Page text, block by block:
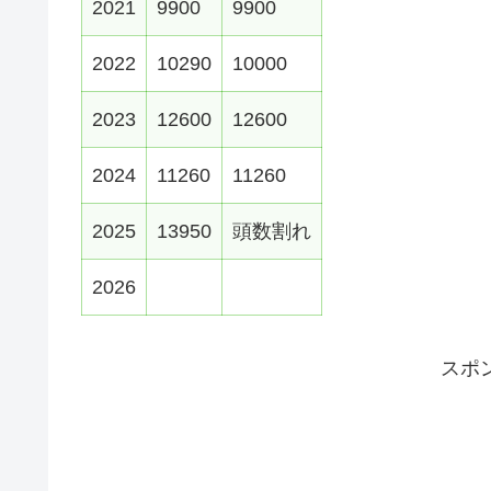
2021 9900 9900
2022 10290 10000
2023 12600 12600
2024 11260 11260
2025 13950 頭数割れ
2026
スポ